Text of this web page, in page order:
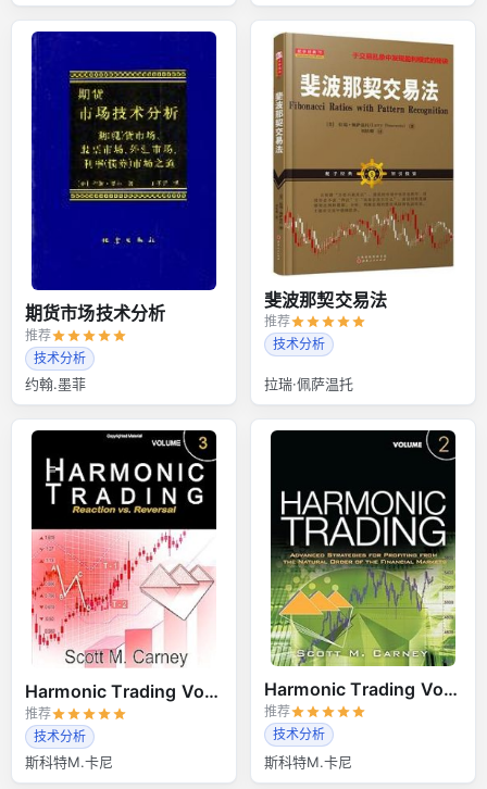
期货市场技术分析
推荐
技术分析
约翰.墨菲
斐波那契交易法
推荐
技术分析
拉瑞·佩萨温托
Harmonic Trading Volume 3
推荐
技术分析
斯科特M.卡尼
Harmonic Trading Volume 2
推荐
技术分析
斯科特M.卡尼